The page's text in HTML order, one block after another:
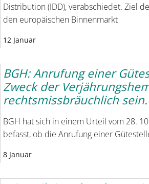
Distribution (IDD), verabschiedet. Ziel
den europäischen Binnenmarkt
12 Januar
BGH: Anrufung einer
Zweck der
rechtsmissbräuchlich sein.
BGH hat sich in einem Urteil vom 28.
befasst, ob die Anrufung einer
8 Januar